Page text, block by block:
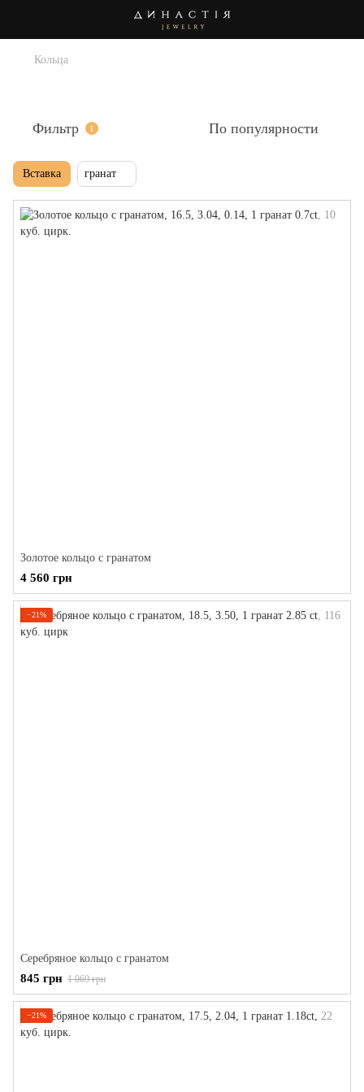
Кольца
Фильтр 1 По популярности
Вставка гранат
Золотое кольцо с гранатом
4 560 грн
−21%
Серебряное кольцо с гранатом
845 грн 1 069 грн
−21%